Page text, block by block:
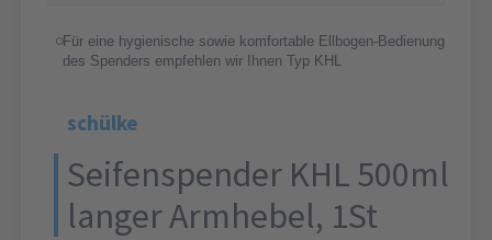
Für eine hygienische sowie komfortable Ellbogen-Bedienung
des Spenders empfehlen wir Ihnen Typ KHL
schülke
Seifenspender KHL 500ml
langer Armhebel, 1St